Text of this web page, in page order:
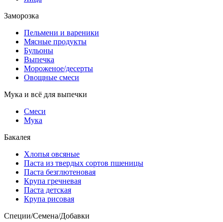
Заморозка
Пельмени и вареники
Мясные продукты
Бульоны
Выпечка
Мороженое/десерты
Овощные смеси
Мука и всё для выпечки
Смеси
Мука
Бакалея
Хлопья овсяные
Паста из твердых сортов пшеницы
Паста безглютеновая
Крупа гречневая
Паста детская
Крупа рисовая
Специи/Семена/Добавки